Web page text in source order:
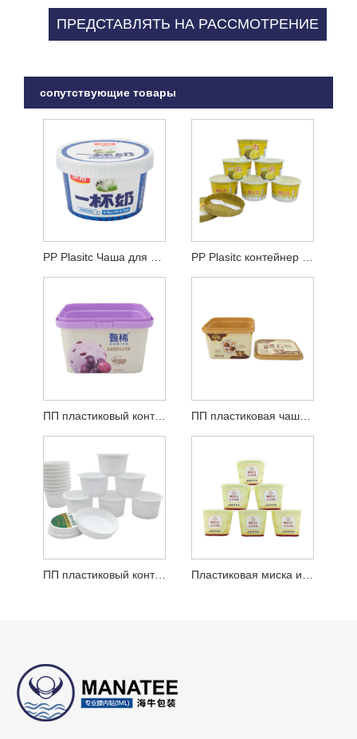
сопутствующие товары
PP Plasitc Чаша для мороженого PP Plasitc контейнер для мороженого
ПП пластиковый контейнер для йогурта ПП пластиковая чашка для мороженого
ПП пластиковый контейнер для йогурта Пластиковая миска из полипропилена для йогурта